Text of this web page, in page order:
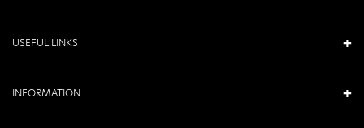
USEFUL LINKS
INFORMATION